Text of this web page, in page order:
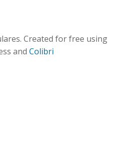
Created for free using
and Colibri